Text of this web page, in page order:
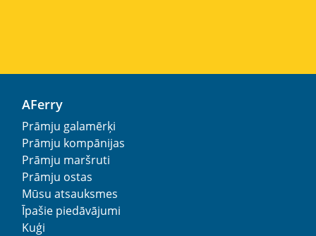
AFerry
Prāmju galamērķi
Prāmju kompānijas
Prāmju maršruti
Prāmju ostas
Mūsu atsauksmes
Īpašie piedāvājumi
Kuģi